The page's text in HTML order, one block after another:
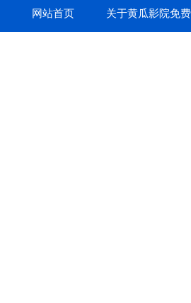
网站首页 关于黄瓜影院免